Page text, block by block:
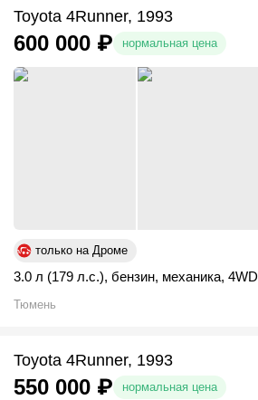
Toyota 4Runner, 1993
600 000 ₽ нормальная цена
только на Дроме
3.0 л (179 л.с.), бензин, механика, 4WD
Тюмень
Toyota 4Runner, 1993
550 000 ₽ нормальная цена